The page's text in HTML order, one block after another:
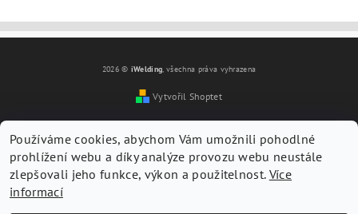
Vložením hodnocení souhlasíte s
2026 © iWelding, všechna práva vyhrazena
Vytvořil Shoptet
Používáme cookies, abychom Vám umožnili pohodlné
prohlížení webu a díky analýze provozu webu neustále
zlepšovali jeho funkce, výkon a použitelnost. Více
informací